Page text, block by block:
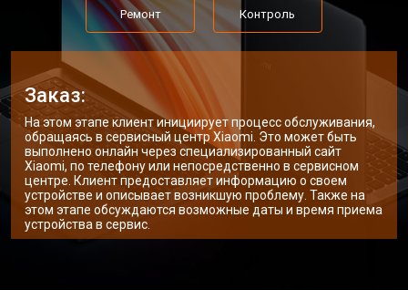
Замена USB порта от 2200 ₽
Замена звуковой карты Заказать
Замена кулера ноутбука Xiaomi
Замена микрофона от 2600 ₽ Заказать
Прошивка BIOS ноутбука Xiaomi от 1500 ₽ Заказать
Замена северного моста от 3500 ₽ Заказать
Ремонт Контроль
Заказ:
На этом этапе клиент инициирует процесс обслуживания,
обращаясь в сервисный центр Xiaomi. Это может быть
выполнено онлайн через специализированный сайт
Xiaomi, по телефону или непосредственно в сервисном
центре. Клиент предоставляет информацию о своем
устройстве и описывает возникшую проблему. Также на
этом этапе обсуждаются возможные даты и время приема
устройства в сервис.